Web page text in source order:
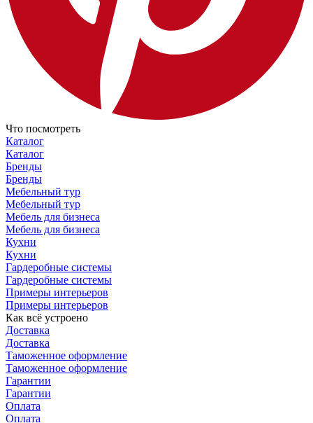
Что посмотреть
Каталог
Каталог
Бренды
Бренды
Мебельный тур
Мебельный тур
Мебель для бизнеса
Мебель для бизнеса
Кухни
Кухни
Гардеробные системы
Гардеробные системы
Примеры интерьеров
Примеры интерьеров
Как всё устроено
Доставка
Доставка
Таможенное оформление
Таможенное оформление
Гарантии
Гарантии
Оплата
Оплата